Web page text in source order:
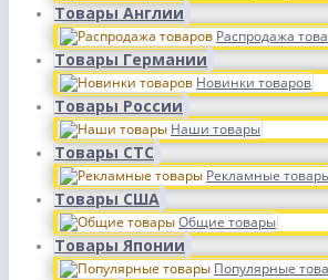
Товары Англии
Распродажа
Товары Германии
Новинки товаров
Товары России
Наши товары
Товары СТС
Рекламные
Товары США
Общие товары
Товары Японии
Популярные